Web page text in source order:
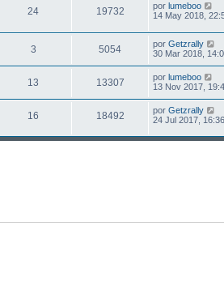
24 19732 por lumeboo
14 May 2018,
3 5054 por Getzrally
30 Mar 2018,
13 13307 por lumeboo
13 Nov 2017,
16 18492 por Getzrally
24 Jul 2017, 16:36